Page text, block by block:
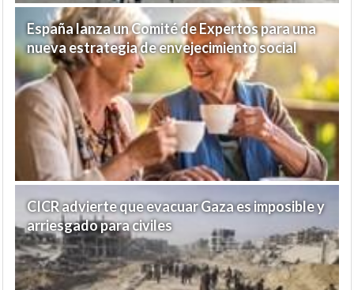
España lanza un Comité de Expertos para una
nueva estrategia de envejecimiento social
CICR advierte que evacuar Gaza es imposible y
arriesgado para civiles